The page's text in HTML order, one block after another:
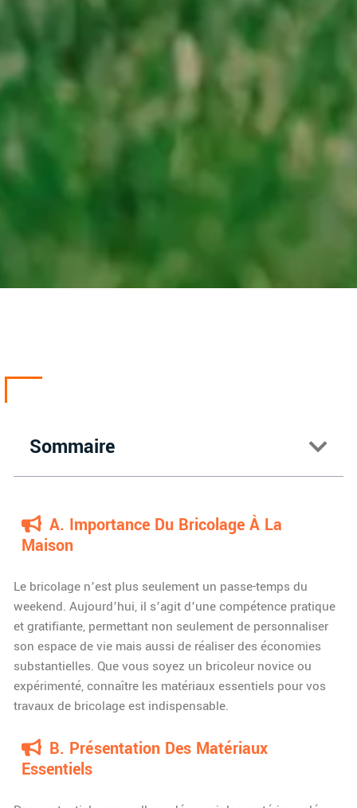
Sommaire
A. Importance Du Bricolage À La
Maison
Le bricolage n’est plus seulement un passe-temps du
weekend. Aujourd’hui, il s’agit d’une compétence pratique
et gratifiante, permettant non seulement de personnaliser
son espace de vie mais aussi de réaliser des économies
substantielles. Que vous soyez un bricoleur novice ou
expérimenté, connaître les matériaux essentiels pour vos
travaux de bricolage est indispensable.
B. Présentation Des Matériaux
Essentiels